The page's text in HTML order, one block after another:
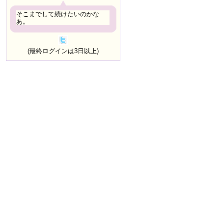
そこまでして続けたいのかな
あ。
(最終ログインは3日以上)